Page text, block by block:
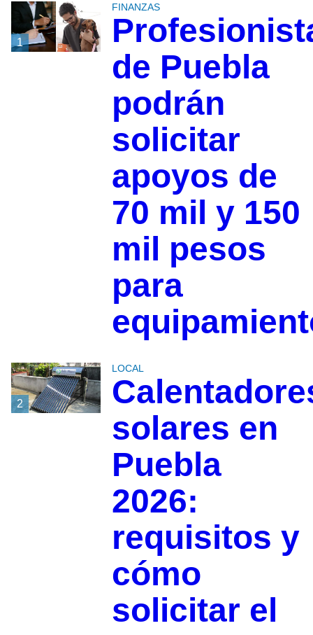
1
FINANZAS
de Puebla
podrán
solicitar
apoyos de
70 mil y 150
mil pesos
para
2
LOCAL
solares en
Puebla
2026:
requisitos y
cómo
solicitar el